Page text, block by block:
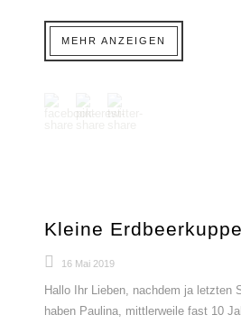
MEHR ANZEIGEN
Kleine
16 Mai 2019
Hallo Ihr Lieben, nachdem ja letzten
haben Paulina, mittlerweile fast 10